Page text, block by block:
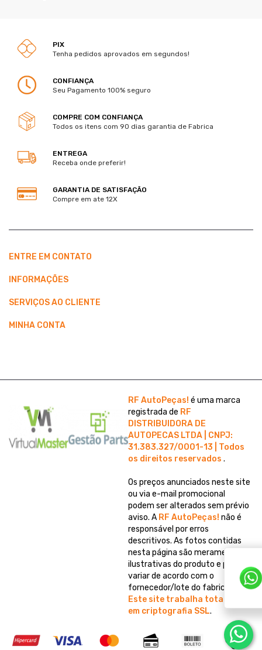
PIX
Tenha pedidos aprovados em segundos!
CONFIANÇA
Seu Pagamento 100% seguro
COMPRE COM CONFIANÇA
Todos os itens com 90 dias garantia de Fabrica
ENTREGA
Receba onde preferir!
GARANTIA DE SATISFAÇÃO
Compre em ate 12X
ENTRE EM CONTATO
INFORMAÇÕES
SERVIÇOS AO CLIENTE
MINHA CONTA
RF AutoPeças! é uma marca
registrada de RF
DISTRIBUIDORA DE
AUTOPECAS LTDA | CNPJ:
31.383.327/0001-13 | Todos
os direitos reservados.
Os preços anunciados neste site
ou via e-mail promocional
podem ser alterados sem prévio
aviso. A RF AutoPeças! não é
responsável por erros
descritivos. As fotos contidas
nesta página são meramente
ilustrativas do produto e podem
variar de acordo com o
fornecedor/lote do fabricante.
Este site trabalha totalmente
em criptografia SSL.